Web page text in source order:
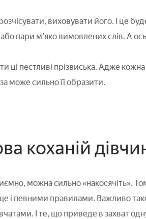
виховувати його. І це
пари м'яко вимовлених слів. А
ці пестливі прізвиська. Адже
може сильно її образити.
коханій
можна сильно «накосячіть».
і певними правилами. Важливо
І те, що приведе в захват